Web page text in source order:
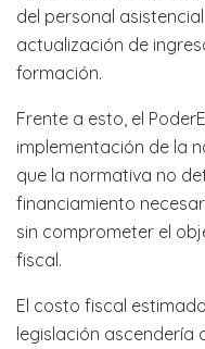
del personal
actualización de
formación.
Frente a esto, el
implementación de la
que la normativa no
financiamiento
sin comprometer el
fiscal.
El costo fiscal
legislación ascendería